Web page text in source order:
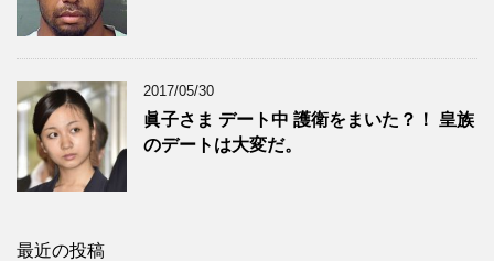
2017/05/30
眞子さま デート中 護衛をまいた？！ 皇族
のデートは大変だ。
最近の投稿